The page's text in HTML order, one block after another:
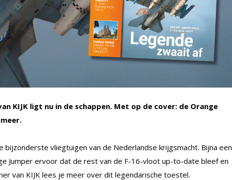
KIJK ligt nu in de schappen. Met op de cover: de Orange
bijzonderste vliegtuigen van de Nederlandse krijgsmacht. Bijna een
Jumper ervoor dat de rest van de F-16-vloot up-to-date bleef en
van KIJK lees je meer over dit legendarische toestel.